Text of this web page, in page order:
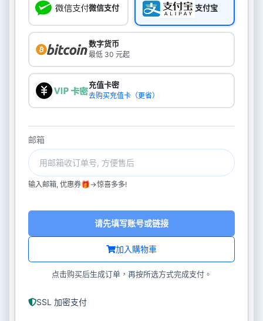
微信支付 支付宝
数字货币
最低 30 元起
充值卡密
去购买充值卡（更省）
邮箱
输入邮箱, 优惠券🎁->惊喜多多!
加入購物車
请先填写账号或链接
点击购买后生成订单，再按所选方式完成支付。
SSL 加密支付